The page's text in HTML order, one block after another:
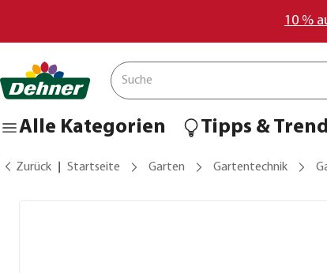
10 %
Alle Kategorien Tipps &
Zurück Startseite Garten Gartentechnik